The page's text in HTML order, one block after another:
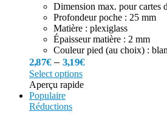
Dimension max. pour
Profondeur poche : 25 mm
Matière : plexiglass
Épaisseur matière : 2 mm
Couleur pied (au choix) :
2,87€–3,19€
Select options
Aperçu rapide
Populaire
Réductions